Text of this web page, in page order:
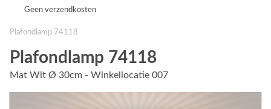
Geen verzendkosten
Plafondlamp 74118
Plafondlamp 74118
Mat Wit Ø 30cm - Winkellocatie 007